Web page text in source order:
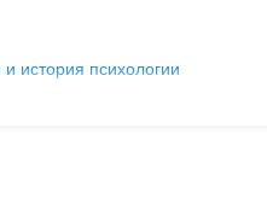
история психологии